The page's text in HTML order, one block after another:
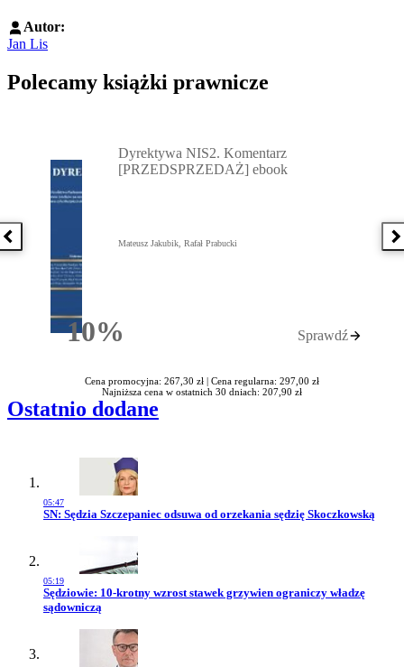
Autor:
Jan Lis
Polecamy książki prawnicze
Poprzednia książka
10%Rabatu
Dyrektywa NIS2. Komentarz
[PRZEDSPRZEDAŻ] ebook
Mateusz Jakubik, Rafał Prabucki
Sprawdź
Cena promocyjna: 267,30 zł | Cena regularna: 297,00 zł
Najniższa cena w ostatnich 30 dniach: 207,90 zł
Ostatnio dodane
05:47
Przejdź do artykułu:
SN: Sędzia Szczepaniec odsuwa od orzekania sędzię Skoczkowską
05:19
Przejdź do artykułu:
Sędziowie: 10-krotny wzrost stawek grzywien ograniczy władzę
sądowniczą